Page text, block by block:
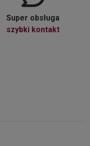
Super obsługa
szybki kontakt